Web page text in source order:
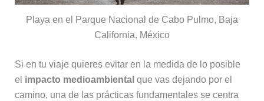
Playa en el Parque Nacional de Cabo Pulmo, Baja
California, México
Si en tu viaje quieres evitar en la medida de lo posible
el impacto medioambiental que vas dejando por el
camino, una de las prácticas fundamentales se centra